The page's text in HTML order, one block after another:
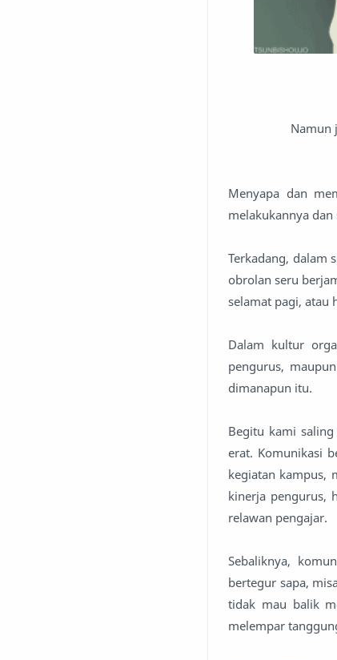
Namun
Menyapa dan
melakukannya
Terkadang, dalam
obrolan seru
selamat pagi, atau
Dalam kultur
pengurus,
dimanapun itu.
Begitu kami
erat. Komunikasi
kegiatan kampus,
kinerja pengurus,
relawan pengajar.
Sebaliknya,
bertegur sapa,
tidak mau balik
melempar